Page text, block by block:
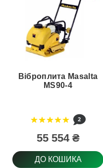
Віброплита Masalta
MS90-4
2
55 554 ₴
ДО КОШИКА